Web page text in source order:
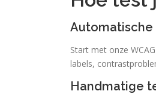
Automatische
Start met onze
labels,
Handmatige